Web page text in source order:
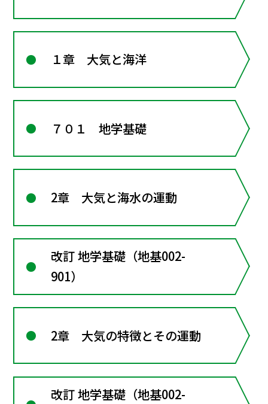
１章 大気と海洋
７０１ 地学基礎
2章 大気と海水の運動
改訂 地学基礎（地基002-
901）
2章 大気の特徴とその運動
改訂 地学基礎（地基002-